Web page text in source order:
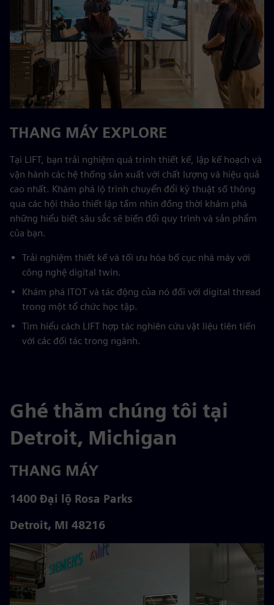
THANG MÁY EXPLORE
Tại LIFT, bạn trải nghiệm quá trình thiết kế, lập kế hoạch và
vận hành các hệ thống sản xuất với chất lượng và hiệu quả
cao nhất. Khám phá lộ trình chuyển đổi kỹ thuật số thông
qua các hội thảo thiết lập tầm nhìn đồng thời khám phá
những hiểu biết sâu sắc sẽ biến đổi quy trình và sản phẩm
của bạn.
Trải nghiệm thiết kế và tối ưu hóa bố cục nhà máy với
công nghệ digital twin.
Khám phá ITOT và tác động của nó đối với digital thread
trong một tổ chức học tập.
Tìm hiểu cách LIFT hợp tác nghiên cứu vật liệu tiên tiến
với các đối tác trong ngành.
Ghé thăm chúng tôi tại
Detroit, Michigan
THANG MÁY
1400 Đại lộ Rosa Parks
Detroit, MI 48216